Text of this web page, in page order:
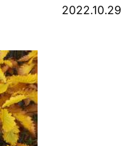
2022.10.29